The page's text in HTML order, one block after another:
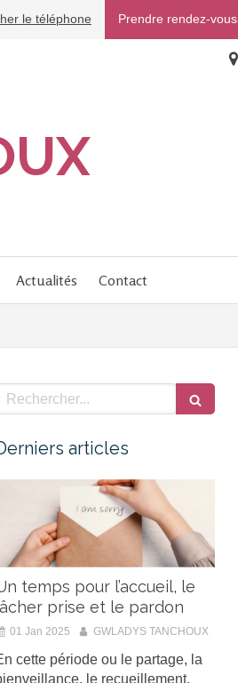
Prendre rendez-vous
le téléphone
Actualités Contact
Rechercher
articles
temps pour l’accueil, le
prise et le pardon
01 Jan 2025 GWLADYS TANCHOUX
cette période ou le partage, la
le recueillement,